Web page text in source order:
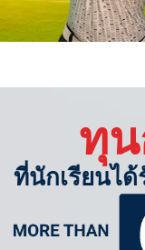
ทุ
ที่นักเรียนได้